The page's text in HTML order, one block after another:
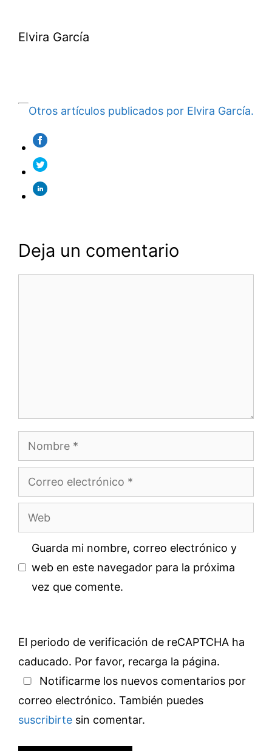
Elvira García
Otros artículos publicados por Elvira García.
Deja un comentario
Nombre
Correo
electrónico
Web
Guarda mi nombre, correo electrónico y
web en este navegador para la próxima
vez que comente.
El periodo de verificación de reCAPTCHA ha
caducado. Por favor, recarga la página.
Notificarme los nuevos comentarios por
correo electrónico. También puedes
suscribirte sin comentar.